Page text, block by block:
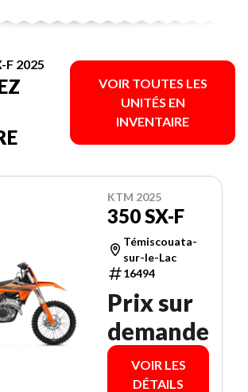
F 2025
VOIR TOUTES LES
UNITÉS EN
INVENTAIRE
KTM 2025
350 SX-F
Témiscouata-
sur-le-Lac
16494
Prix sur
demande
VOIR LES
DÉTAILS